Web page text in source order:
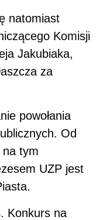
natomiast
Komisji
Jakubiaka,
za
powołania
Od
tym
UZP jest
Konkurs na